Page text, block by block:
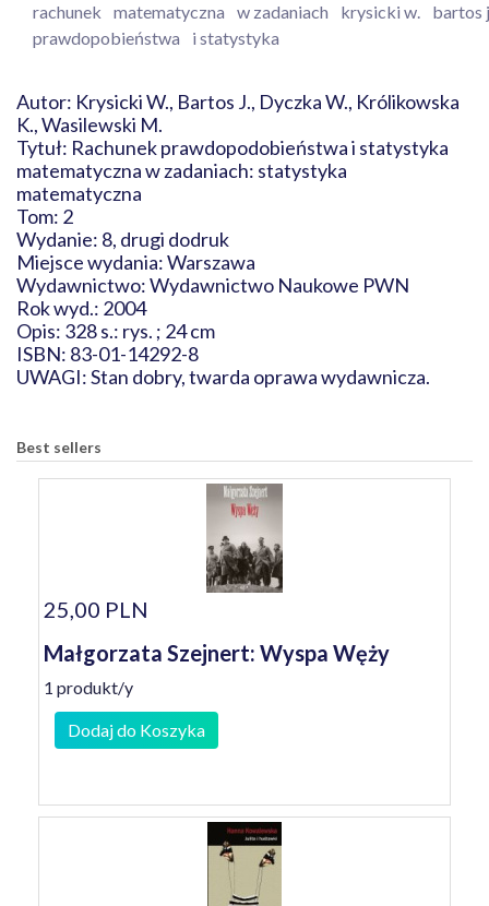
rachunek
matematyczna w zadaniach krysicki w.
bartos
prawdopobieństwa
i statystyka
Autor: Krysicki W., Bartos J., Dyczka W., Królikowska
K., Wasilewski M.
Tytuł: Rachunek prawdopodobieństwa i statystyka
matematyczna w zadaniach: statystyka
matematyczna
Tom: 2
Wydanie: 8, drugi dodruk
Miejsce wydania: Warszawa
Wydawnictwo: Wydawnictwo Naukowe PWN
Rok wyd.: 2004
Opis: 328 s.: rys. ; 24 cm
ISBN: 83-01-14292-8
UWAGI: Stan dobry, twarda oprawa wydawnicza.
Best sellers
25,00 PLN
Małgorzata Szejnert: Wyspa Węży
1 produkt/y
Dodaj do Koszyka